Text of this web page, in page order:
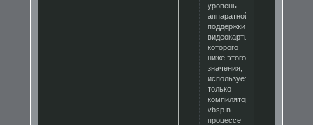
уровень
аппаратной
поддержки
видеокарты
которого
ниже этого
значения;
используется
только
компилятором
vbsp в
процессе